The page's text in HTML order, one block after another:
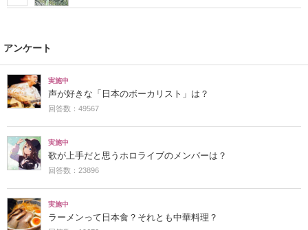
アンケート
実施中
声が好きな「日本のボーカリスト」は？
回答数：49567
実施中
歌が上手だと思うホロライブのメンバーは？
回答数：23896
実施中
ラーメンって日本食？それとも中華料理？